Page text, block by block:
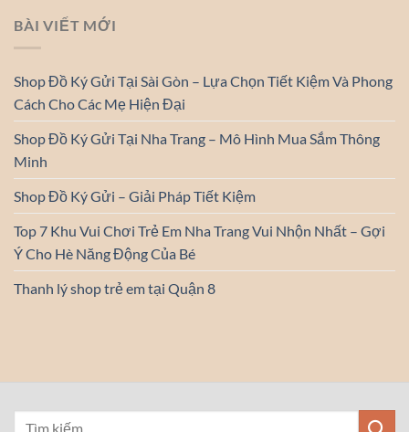
BÀI VIẾT MỚI
Shop Đồ Ký Gửi Tại Sài Gòn – Lựa Chọn Tiết Kiệm Và Phong
Cách Cho Các Mẹ Hiện Đại
Shop Đồ Ký Gửi Tại Nha Trang – Mô Hình Mua Sắm Thông
Minh
Shop Đồ Ký Gửi – Giải Pháp Tiết Kiệm
Top 7 Khu Vui Chơi Trẻ Em Nha Trang Vui Nhộn Nhất – Gợi
Ý Cho Hè Năng Động Của Bé
Thanh lý shop trẻ em tại Quận 8